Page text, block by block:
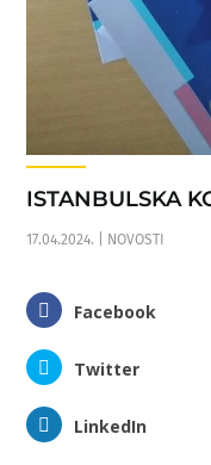
ISTANBULSKA
17.04.2024. NOVOSTI
Facebook
Twitter
LinkedIn